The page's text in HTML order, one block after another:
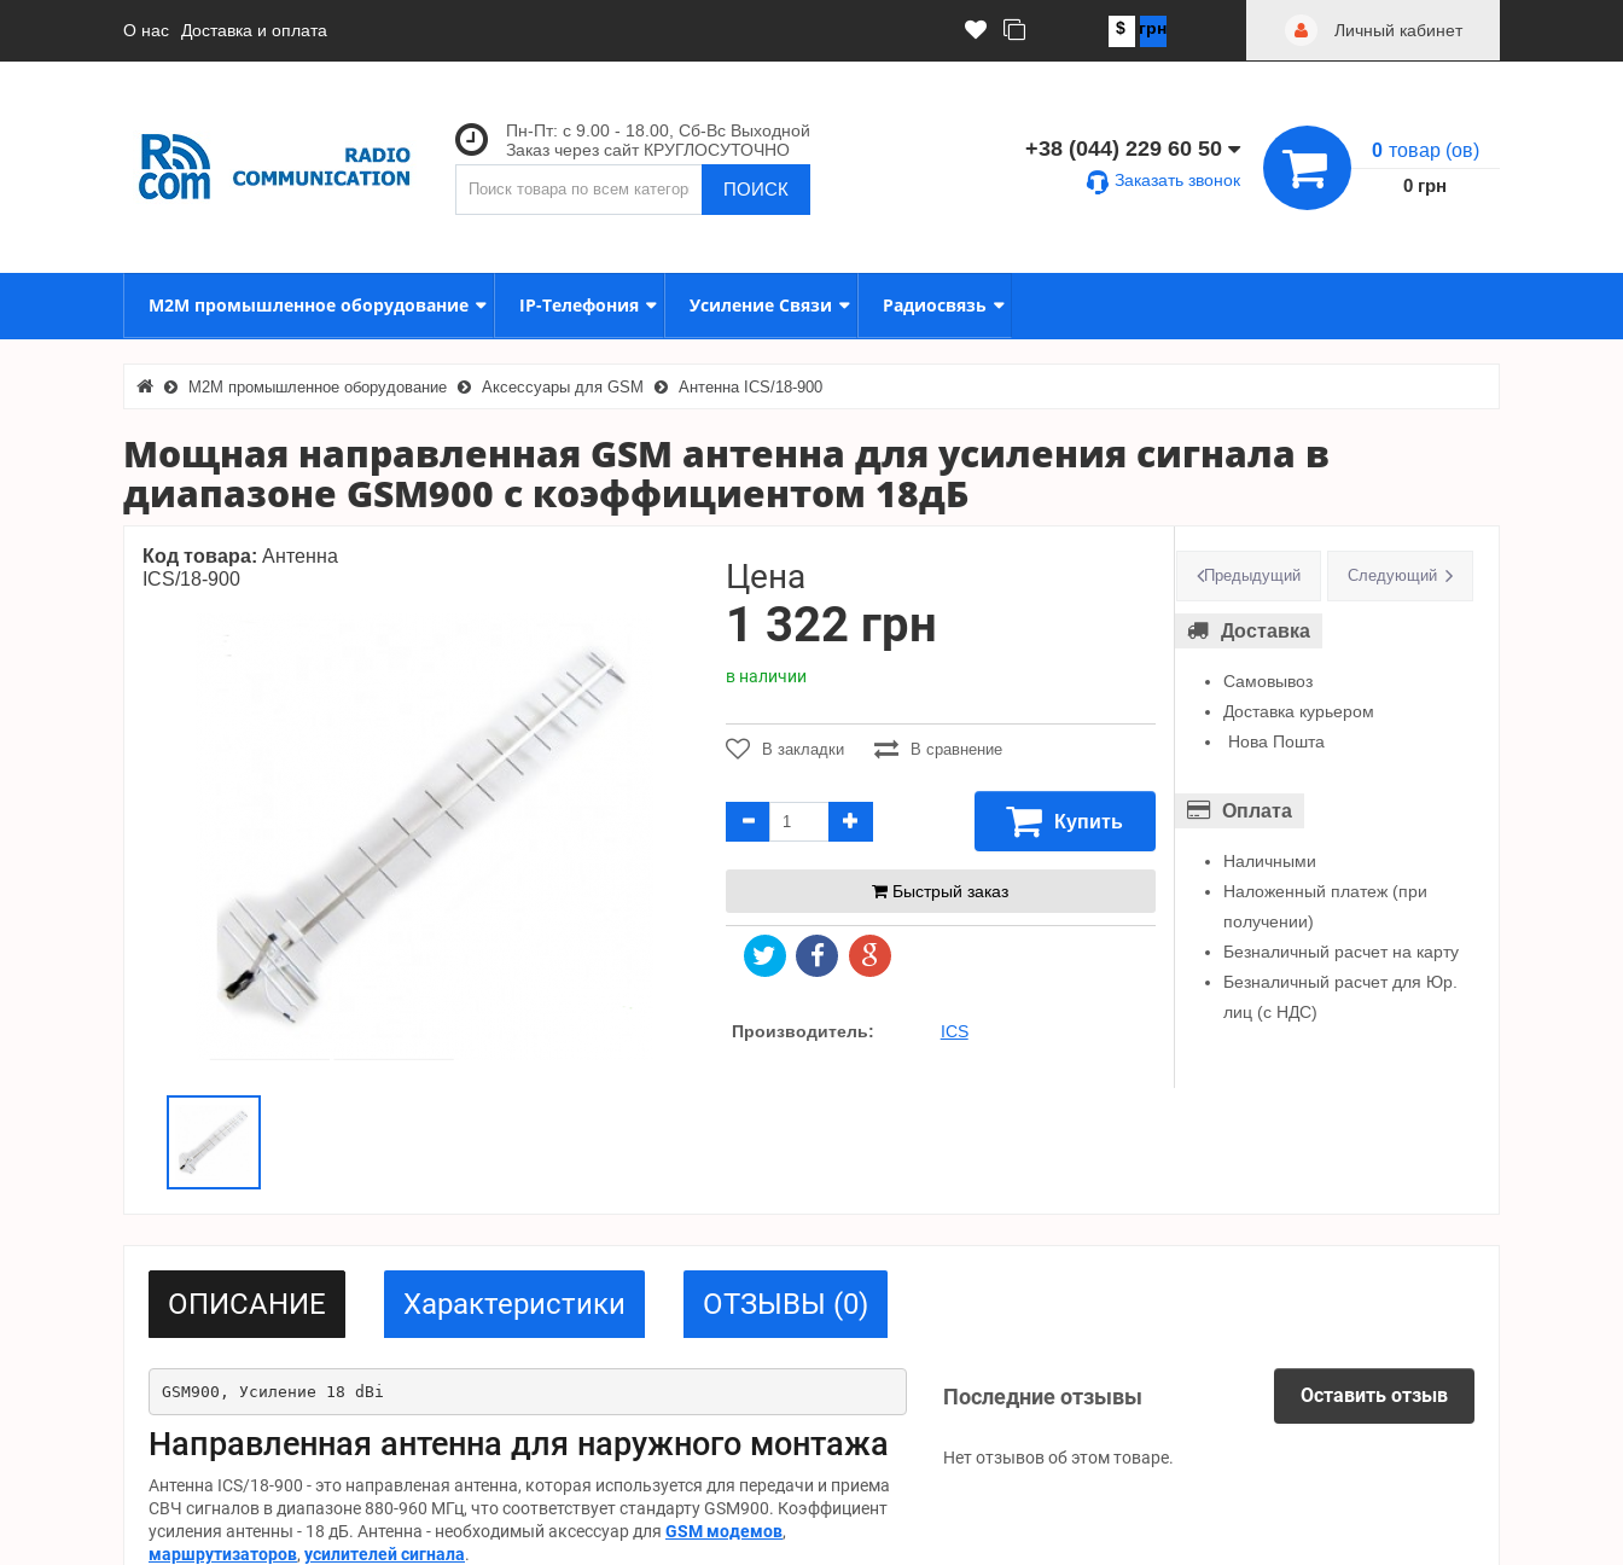
О нас Доставка и оплата $ грн Личный кабинет
Пн-Пт: с 9.00 - 18.00, Сб-Вс Выходной
Заказ через сайт КРУГЛОСУТОЧНО
ПОИСК
+38 (044) 229 60 50
Заказать звонок
0 товар (ов)
0 грн
M2M промышленное оборудование IP-Телефония Усиление Связи Радиосвязь
M2M промышленное оборудование Аксессуары для GSM Антенна ICS/18-900
Мощная направленная GSM антенна для усиления сигнала в
диапазоне GSM900 с коэффициентом 18дБ
Код товара: Антенна
ICS/18-900
Цена
1 322 грн
в наличии
В закладки В сравнение
Купить
Быстрый заказ
Производитель: ICS
Предыдущий Следующий
Доставка
Самовывоз
Доставка курьером
Нова Пошта
Оплата
Наличными
Наложенный платеж (при
получении)
Безналичный расчет на карту
Безналичный расчет для Юр.
лиц (с НДС)
ОПИСАНИЕ Характеристики ОТЗЫВЫ (0)
GSM900, Усиление 18 dBi
Направленная антенна для наружного монтажа
Антенна ICS/18-900 - это направленая антенна, которая используется для передачи и приема
СВЧ сигналов в диапазоне 880-960 МГц, что соответствует стандарту GSM900. Коэффициент
усиления антенны - 18 дБ. Антенна - необходимый аксессуар для GSM модемов,
маршрутизаторов, усилителей сигнала.
Последние отзывы Оставить отзыв
Нет отзывов об этом товаре.